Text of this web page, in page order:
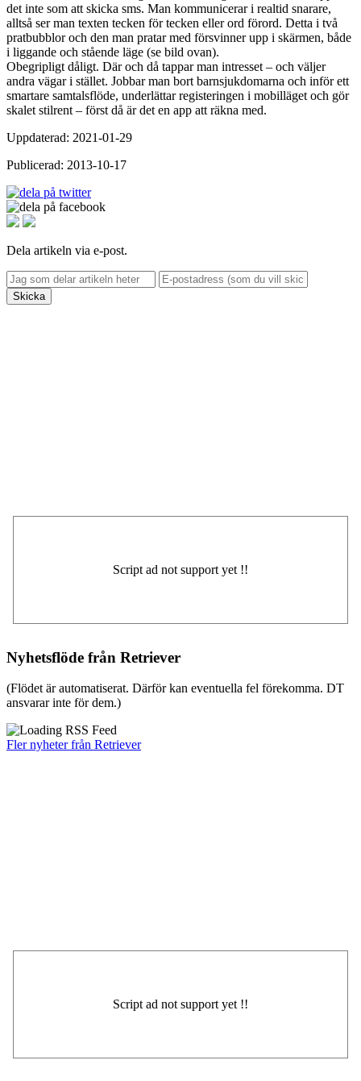
det inte som att skicka sms. Man kommunicerar i realtid snarare,
alltså ser man texten tecken för tecken eller ord förord. Detta i två
pratbubblor och den man pratar med försvinner upp i skärmen, både
i liggande och stående läge (se bild ovan).
Obegripligt dåligt. Där och då tappar man intresset – och väljer
andra vägar i stället. Jobbar man bort barnsjukdomarna och inför ett
smartare samtalsflöde, underlättar registeringen i mobilläget och gör
skalet stilrent – först då är det en app att räkna med.
Uppdaterad: 2021-01-29
Publicerad: 2013-10-17
Dela artikeln via e-post.
Skicka
Nyhetsflöde från Retriever
(Flödet är automatiserat. Därför kan eventuella fel förekomma. DT
ansvarar inte för dem.)
Fler nyheter från Retriever